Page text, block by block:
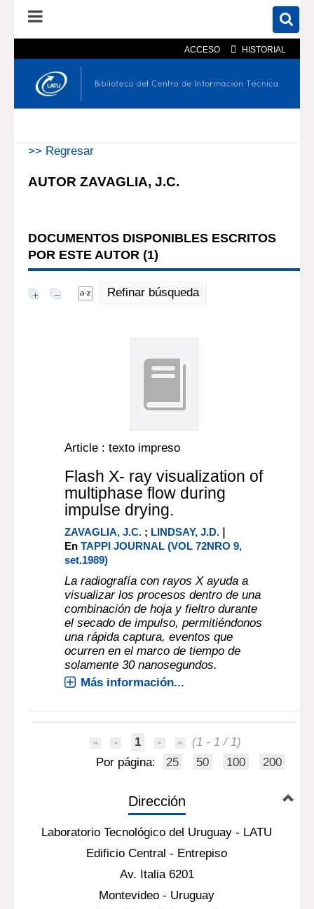
ACCESO HISTORIAL
En el catálogo En el sitio
>> Regresar
AUTOR ZAVAGLIA, J.C.
DOCUMENTOS DISPONIBLES ESCRITOS
POR ESTE AUTOR (1)
Refinar búsqueda
Article : texto impreso
Flash X- ray visualization of
multiphase flow during
impulse drying.
ZAVAGLIA, J.C. ; LINDSAY, J.D. |
EnTAPPI JOURNAL (VOL 72NRO 9,
set.1989)
La radiografía con rayos X ayuda a
visualizar los procesos dentro de una
combinación de hoja y fieltro durante
el secado de impulso, permitiéndonos
una rápida captura, eventos que
ocurren en el marco de tiempo de
solamente 30 nanosegundos.
Más información...
1
(1 - 1 / 1)
Por página:
25 50 100 200
Dirección
Laboratorio Tecnológico del Uruguay - LATU
Edificio Central - Entrepiso
Av. Italia 6201
Montevideo - Uruguay